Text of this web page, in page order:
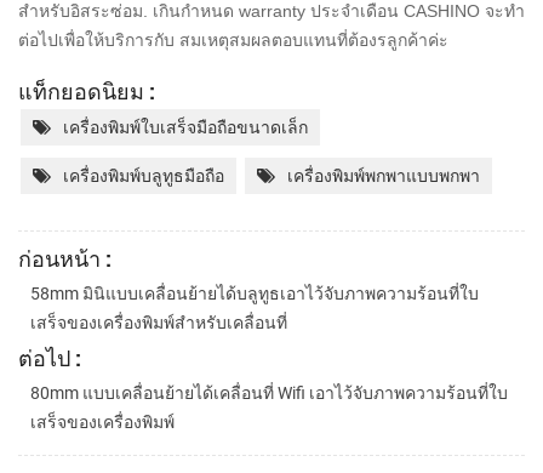
สำหรับอิสระซ่อม. เกินกำหนด warranty ประจำเดือน CASHINO จะทำ
ต่อไปเพื่อให้บริการกับ สมเหตุสมผลตอบแทนที่ต้องรลูกค้าค่ะ
แท็กยอดนิยม :
เครื่องพิมพ์ใบเสร็จมือถือขนาดเล็ก
เครื่องพิมพ์บลูทูธมือถือ เครื่องพิมพ์พกพาแบบพกพา
ก่อนหน้า :
58mm มินิแบบเคลื่อนย้ายได้บลูทูธเอาไว้จับภาพความร้อนที่ใบ
เสร็จของเครื่องพิมพ์สำหรับเคลื่อนที่
ต่อไป :
80mm แบบเคลื่อนย้ายได้เคลื่อนที่ Wifi เอาไว้จับภาพความร้อนที่ใบ
เสร็จของเครื่องพิมพ์